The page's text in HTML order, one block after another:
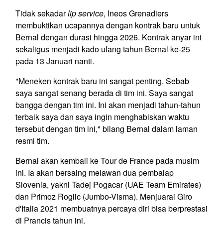
Tidak sekadarlip service, Ineos Grenadiers
membuktikan ucapannya dengan kontrak baru untuk
Bernal dengan durasi hingga 2026. Kontrak anyar ini
sekaligus menjadi kado ulang tahun Bernal ke-25
pada 13 Januari nanti.
"Meneken kontrak baru ini sangat penting. Sebab
saya sangat senang berada di tim ini. Saya sangat
bangga dengan tim ini. Ini akan menjadi tahun-tahun
terbaik saya dan saya ingin menghabiskan waktu
tersebut dengan tim ini," bilang Bernal dalam laman
resmi tim.
Bernal akan kembali ke Tour de France pada musim
ini. Ia akan bersaing melawan dua pembalap
Slovenia, yakni Tadej Pogacar (UAE Team Emirates)
dan Primoz Roglic (Jumbo-Visma). Menjuarai Giro
d'Italia 2021 membuatnya percaya diri bisa berprestasi
di Prancis tahun ini.